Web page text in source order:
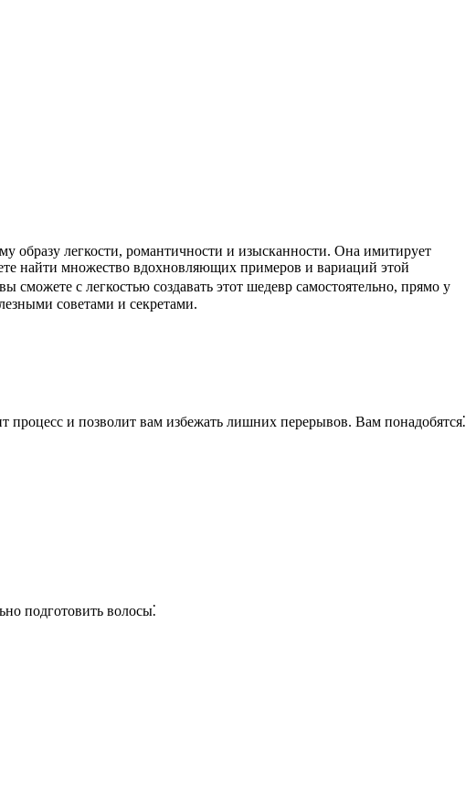
найти множество вдохновляющих примеров и вариаций этой
сможете с легкостью создавать этот шедевр самостоятельно, прямо у
советами и секретами.
процесс и позволит вам избежать лишних перерывов. Вам понадобятся⁚
подготовить волосы⁚